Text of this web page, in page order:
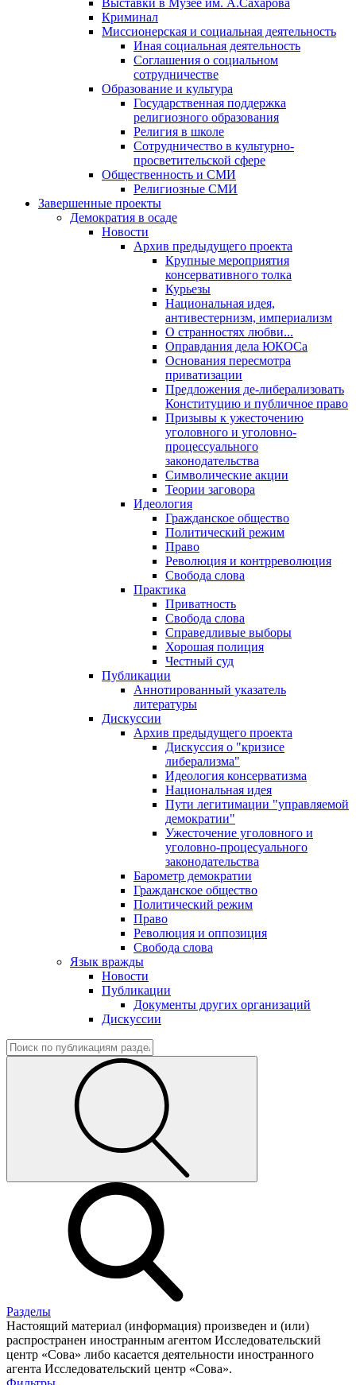
Выставки в Музее им. А.Сахарова
Криминал
Миссионерская и социальная деятельность
Иная социальная деятельность
Соглашения о социальном
сотрудничестве
Образование и культура
Государственная поддержка
религиозного образования
Религия в школе
Сотрудничество в культурно-
просветительской сфере
Общественность и СМИ
Религиозные СМИ
Завершенные проекты
Демократия в осаде
Новости
Архив предыдущего проекта
Крупные мероприятия
консервативного толка
Курьезы
Национальная идея,
антивестернизм, империализм
О странностях любви...
Оправдания дела ЮКОСа
Основания пересмотра
приватизации
Предложения де-либерализовать
Конституцию и публичное право
Призывы к ужесточению
уголовного и уголовно-
процессуального
законодательства
Символические акции
Теории заговора
Идеология
Гражданское общество
Политический режим
Право
Революция и контрреволюция
Свобода слова
Практика
Приватность
Свобода слова
Справедливые выборы
Хорошая полиция
Честный суд
Публикации
Аннотированный указатель
литературы
Дискуссии
Архив предыдущего проекта
Дискуссия о "кризисе
либерализма"
Идеология консерватизма
Национальная идея
Пути легитимации "управляемой
демократии"
Ужесточение уголовного и
уголовно-процесуального
законодательства
Барометр демократии
Гражданское общество
Политический режим
Право
Революция и оппозиция
Свобода слова
Язык вражды
Новости
Публикации
Документы других организаций
Дискуссии
Разделы
Настоящий материал (информация) произведен и (или)
распространен иностранным агентом Исследовательский
центр «Сова» либо касается деятельности иностранного
агента Исследовательский центр «Сова».